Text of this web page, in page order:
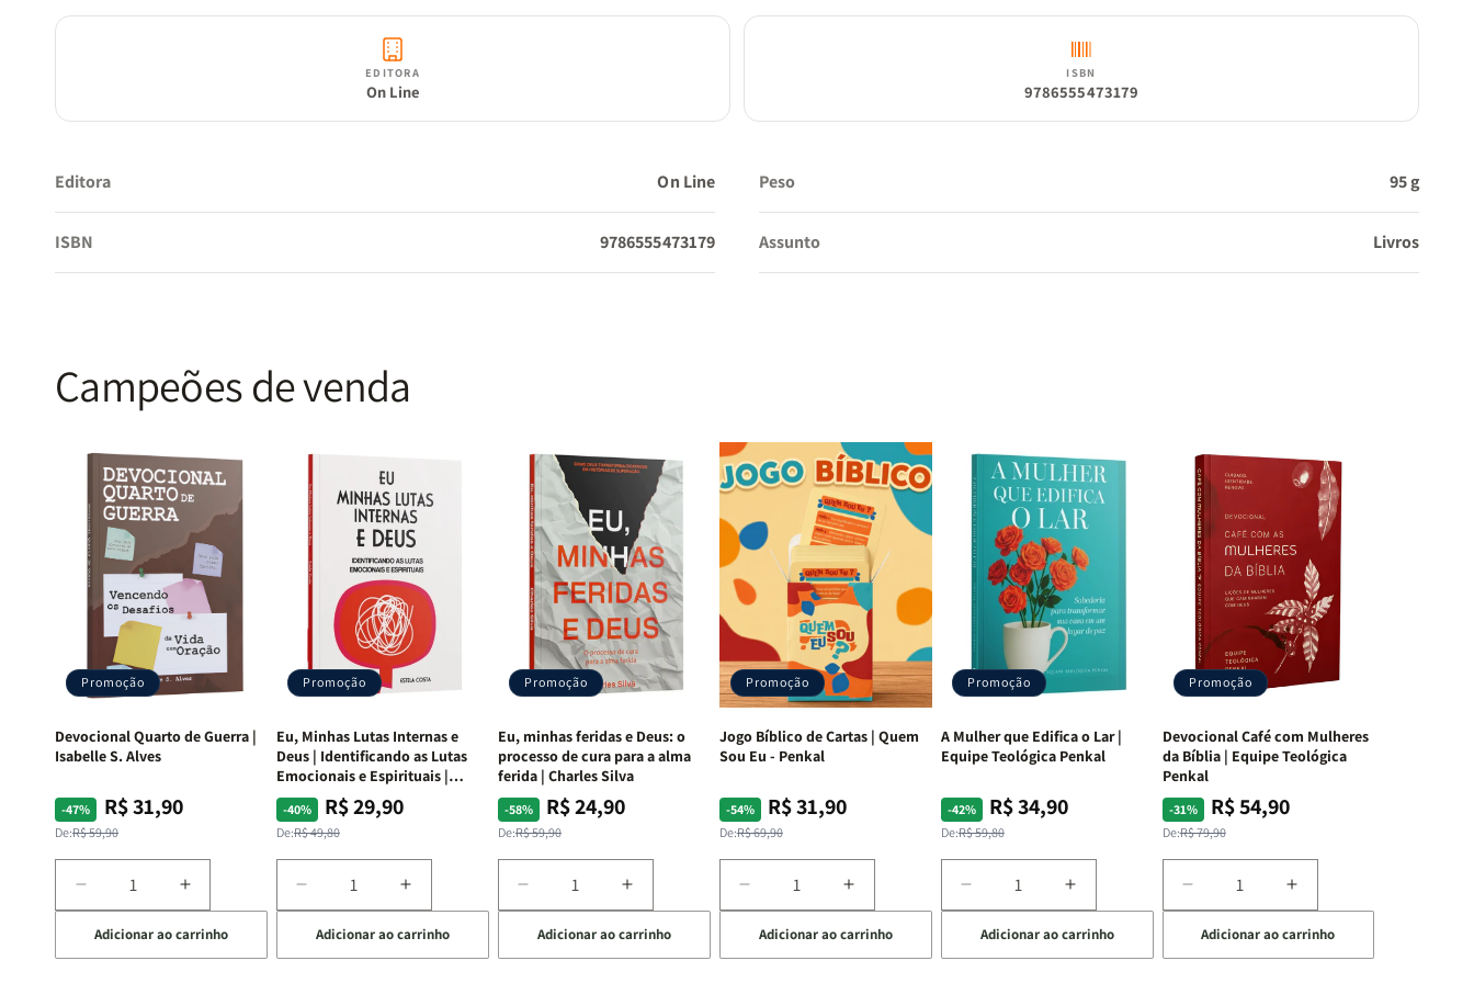
EDITORA
On Line
ISBN
9786555473179
Editora On Line Peso 95 g
ISBN 9786555473179 Assunto Livros
Campeões de venda
Promoção
Devocional Quarto de Guerra |
Isabelle S. Alves
-47%
Preço
normal
De:R$ 59,90
Preço
promocional
R$ 31,90
Diminuir
a
quantidade
de
Aumentar
a
quantidade
de
Adicionar ao carrinho
Promoção
Eu, Minhas Lutas Internas e
Deus | Identificando as Lutas
Emocionais e Espirituais |
Estela Costa
-40%
Preço
normal
De:R$ 49,80
Preço
promocional
R$ 29,90
Diminuir
a
quantidade
de
Aumentar
a
quantidade
de
Adicionar ao carrinho
Promoção
Eu, minhas feridas e Deus: o
processo de cura para a alma
ferida | Charles Silva
-58%
Preço
normal
De:R$ 59,90
Preço
promocional
R$ 24,90
Diminuir
a
quantidade
de
Aumentar
a
quantidade
de
Adicionar ao carrinho
Promoção
Jogo Bíblico de Cartas | Quem
Sou Eu - Penkal
-54%
Preço
normal
De:R$ 69,90
Preço
promocional
R$ 31,90
Diminuir
a
quantidade
de
Aumentar
a
quantidade
de
Adicionar ao carrinho
Promoção
A Mulher que Edifica o Lar |
Equipe Teológica Penkal
-42%
Preço
normal
De:R$ 59,80
Preço
promocional
R$ 34,90
Diminuir
a
quantidade
de
Aumentar
a
quantidade
de
Adicionar ao carrinho
Promoção
Devocional Café com Mulheres
da Bíblia | Equipe Teológica
Penkal
-31%
Preço
normal
De:R$ 79,90
Preço
promocional
R$ 54,90
Diminuir
a
quantidade
de
Aumentar
a
quantidade
de
Adicionar ao carrinho